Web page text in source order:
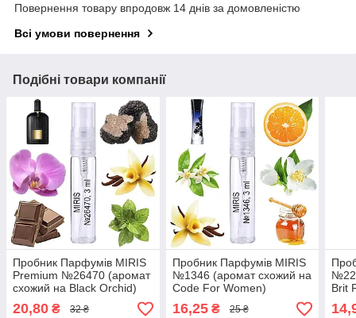
Повернення товару впродовж 14 днів за домовленістю
Всі умови повернення
Подібні товари компанії
Пробник Парфумів MIRIS
Premium №26470 (аромат
схожий на Black Orchid)
Жіночий 3 ml
20,80 ₴ 32 ₴
Пробник Парфумів MIRIS
№1346 (аромат схожий на
Code For Women)
Жіночий 3 ml
16,25₴ 25 ₴
Brit